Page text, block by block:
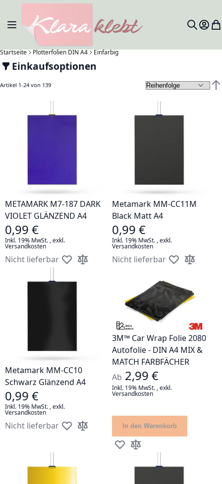
Navigation umschalten
Mein
Startseite Plotterfolien DIN A4 Einfarbig
Einkaufsoptionen
Artikel 1-24von 139
METAMARK M7-187 DARK
VIOLET GLÄNZEND A4
0,99 €
Inkl. 19% MwSt. ,exkl.
Versandkosten
Nicht lieferbar Zur Wunschliste hinzufügen
Zur Vergleichsliste hinzufügen
Metamark MM-CC11M
Black Matt A4
0,99 €
Inkl. 19% MwSt. ,exkl.
Versandkosten
Nicht lieferbar Zur Zur
Metamark MM-CC10
Schwarz Glänzend A4
0,99 €
Inkl. 19% MwSt. ,exkl.
Versandkosten
Nicht lieferbar Zur Wunschliste hinzufügen
Zur Vergleichsliste hinzufügen
3M™ Car Wrap Folie 2080
Autofolie - DIN A4 MIX &
MATCH FARBFÄCHER
Ab 2,99 €
Inkl. 19% MwSt. ,exkl.
Versandkosten
In den Warenkorb
Zur Wunschliste hinzufügen
Zur Vergleichsliste